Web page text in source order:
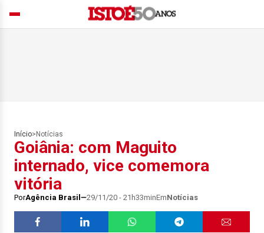
Início> Notícias
Goiânia: com Maguito
internado, vice comemora
vitória
PorAgência Brasil 29/11/20 - 21h33minEmNotícias